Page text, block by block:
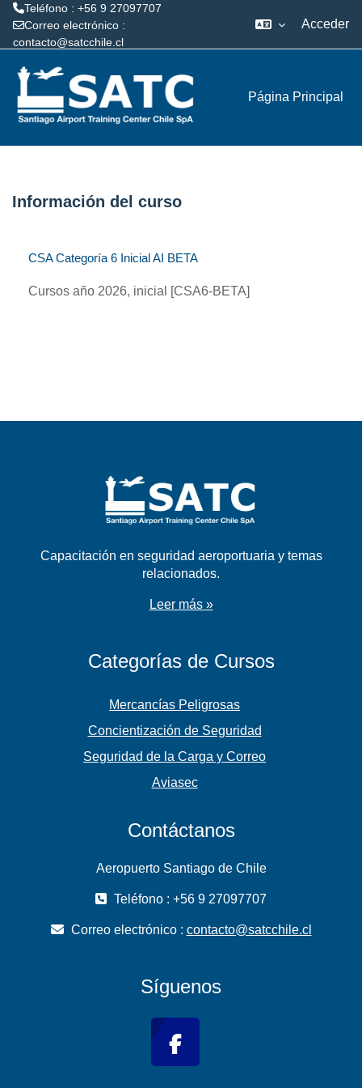
Teléfono : +56 9 27097707
Correo electrónico :
contacto@satcchile.cl
Acceder
Página Principal
Información del curso
CSA Categoría 6 Inicial AI BETA
Cursos año 2026, inicial [CSA6-BETA]
Capacitación en seguridad aeroportuaria y temas
relacionados.
Leer más »
Categorías de Cursos
Mercancías Peligrosas
Concientización de Seguridad
Seguridad de la Carga y Correo
Aviasec
Contáctanos
Aeropuerto Santiago de Chile
Teléfono : +56 9 27097707
Correo electrónico : contacto@satcchile.cl
Síguenos